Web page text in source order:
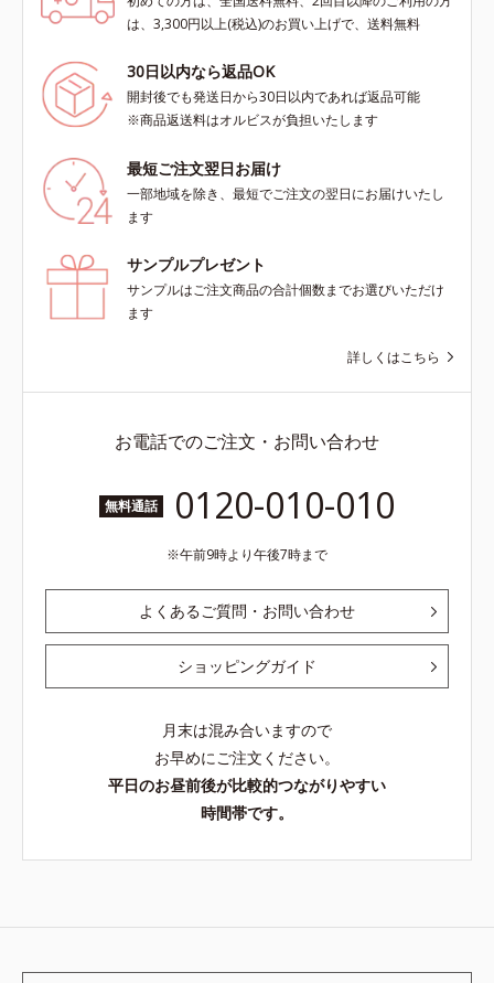
は、3,300円以上(税込)のお買い上げで、送料無料
30日以内なら返品OK
開封後でも発送日から30日以内であれば返品可能
※商品返送料はオルビスが負担いたします
最短ご注文翌日お届け
一部地域を除き、最短でご注文の翌日にお届けいたし
ます
サンプルプレゼント
サンプルはご注文商品の合計個数までお選びいただけ
ます
詳しくはこちら
お電話でのご注文・お問い合わせ
無料通話 0120-010-010
午前9時より午後7時まで
よくあるご質問・お問い合わせ
ショッピングガイド
月末は混み合いますので
お早めにご注文ください。
平日のお昼前後が比較的つながりやすい
時間帯です。